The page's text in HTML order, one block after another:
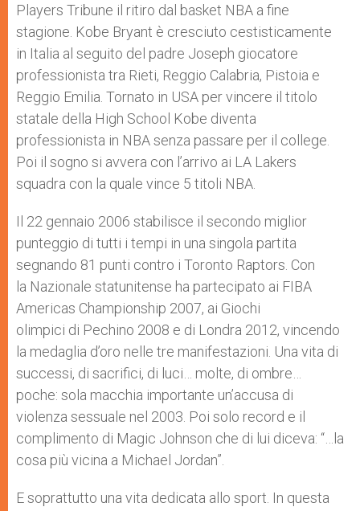
Players Tribune il ritiro dal basket NBA a fine
stagione. Kobe Bryant è cresciuto cestisticamente
in Italia al seguito del padre Joseph giocatore
professionista tra Rieti, Reggio Calabria, Pistoia e
Reggio Emilia. Tornato in USA per vincere il titolo
statale della High School Kobe diventa
professionista in NBA senza passare per il college.
Poi il sogno si avvera con l’arrivo ai LA Lakers
squadra con la quale vince 5 titoli NBA.
Il 22 gennaio 2006 stabilisce il secondo miglior
punteggio di tutti i tempi in una singola partita
segnando 81 punti contro i Toronto Raptors. Con
la Nazionale statunitense ha partecipato ai FIBA
Americas Championship 2007, ai Giochi
olimpici di Pechino 2008 e di Londra 2012, vincendo
la medaglia d’oro nelle tre manifestazioni. Una vita di
successi, di sacrifici, di luci… molte, di ombre…
poche: sola macchia importante un’accusa di
violenza sessuale nel 2003. Poi solo record e il
complimento di Magic Johnson che di lui diceva: “…la
cosa più vicina a Michael Jordan”.
E soprattutto una vita dedicata allo sport. In questa